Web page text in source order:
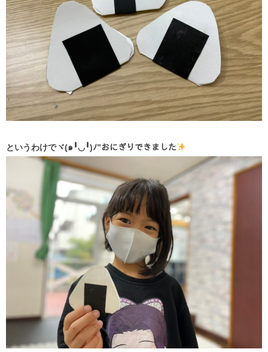
というわけでヾ(๑╹◡╹)ﾉ”おにぎりできました